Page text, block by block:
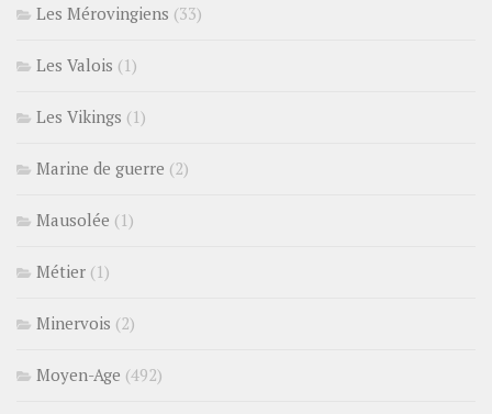
Les Mérovingiens (33)
Les Valois (1)
Les Vikings (1)
Marine de guerre (2)
Mausolée (1)
Métier (1)
Minervois (2)
Moyen-Age (492)